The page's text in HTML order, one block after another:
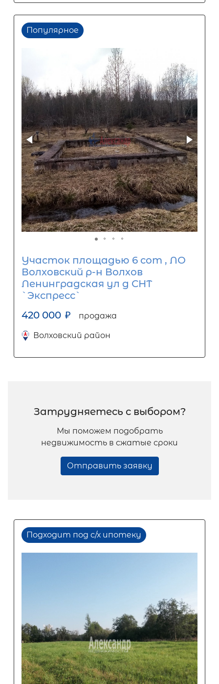
Популярное
Участок площадью 6 сот , ЛО
Волховский р-н Волхов
Ленинградская ул д СНТ
`Экспресс`
420 000 ₽ продажа
Волховский район
Затрудняетесь с выбором?
Мы поможем подобрать
недвижимость в сжатые сроки
Отправить заявку
Подходит под с/х ипотеку